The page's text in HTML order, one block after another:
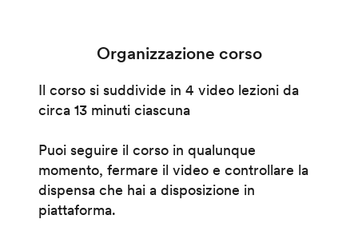
Organizzazione corso
Il corso si suddivide in 4 video lezioni da
circa 13 minuti ciascuna
Puoi seguire il corso in qualunque
momento, fermare il video e controllare la
dispensa che hai a disposizione in
piattaforma.